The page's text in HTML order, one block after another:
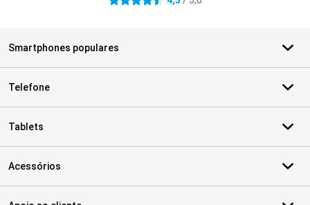
Smartphones populares
Telefone
Tablets
Acessórios